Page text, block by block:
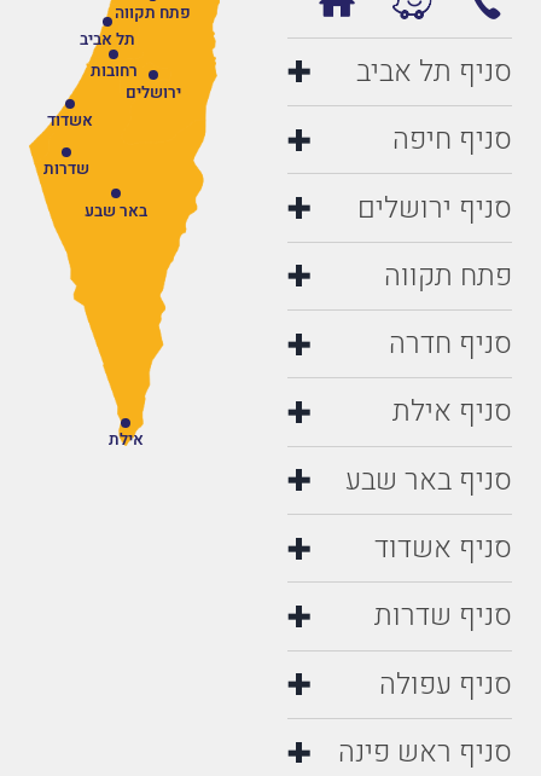
סניף תל אביב
סניף חיפה
סניף ירושלים
פתח תקווה
סניף חדרה
סניף אילת
סניף באר שבע
סניף אשדוד
סניף שדרות
סניף עפולה
סניף ראש פינה
רחובות
תל אביב
ירושלים
פתח תקווה
אילת
באר שבע
אשדוד
שדרות